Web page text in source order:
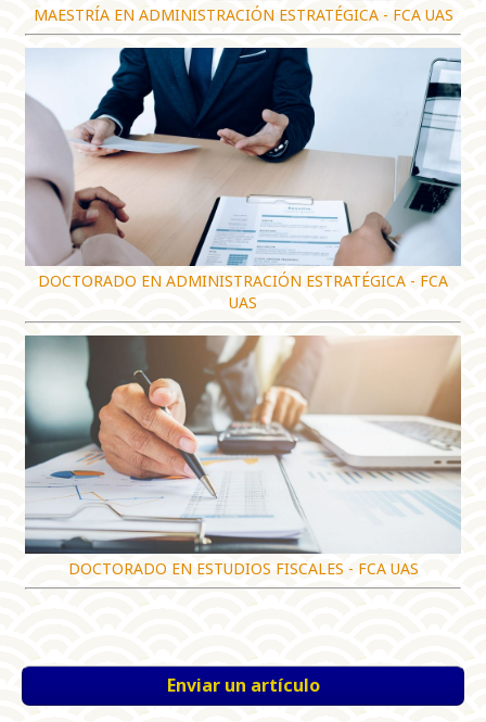
MAESTRÍA EN ADMINISTRACIÓN ESTRATÉGICA - FCA UAS
DOCTORADO EN ADMINISTRACIÓN ESTRATÉGICA - FCA
UAS
DOCTORADO EN ESTUDIOS FISCALES - FCA UAS
Enviar un artículo